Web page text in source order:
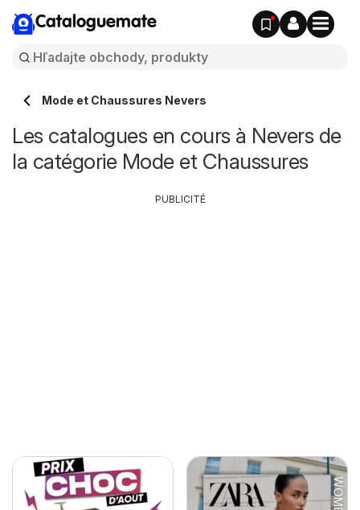
Cataloguemate
Mode et Chaussures Nevers
Les catalogues en cours à Nevers de
la catégorie Mode et Chaussures
PUBLICITÉ